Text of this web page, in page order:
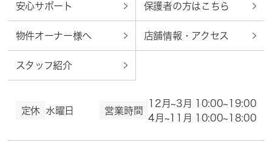
安心サポート 保護者の方はこちら
物件オーナー様へ 店舗情報・アクセス
スタッフ紹介
定休 水曜日 営業時間
12月~3月 10:00~19:00
4月~11月 10:00~18:00